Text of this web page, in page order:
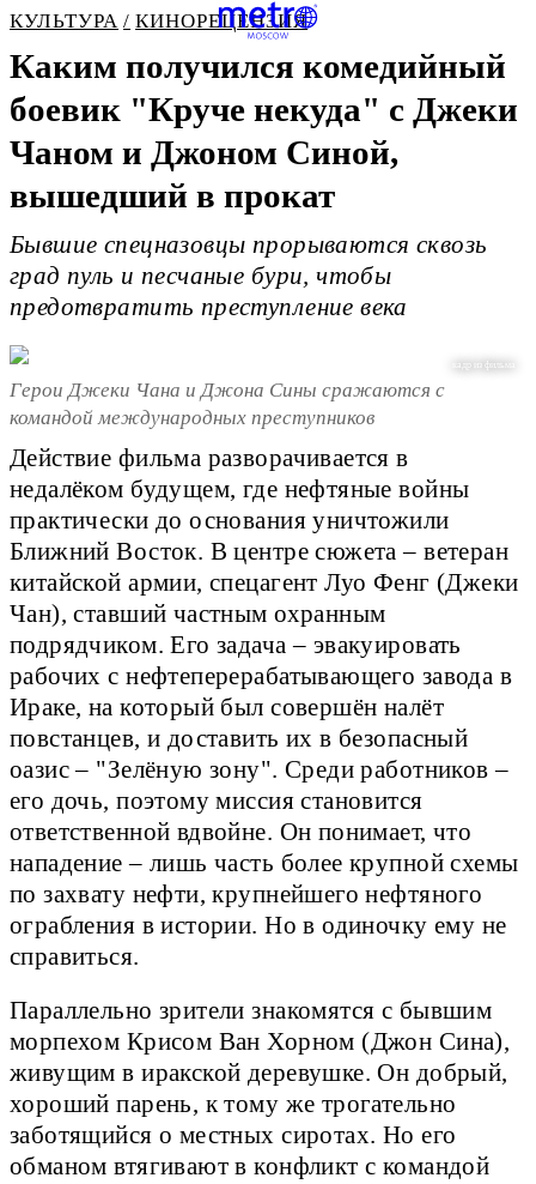
КУЛЬТУРА КИНОРЕЦЕНЗИЯ
Каким получился комедийный
боевик "Круче некуда" с Джеки
Чаном и Джоном Синой,
вышедший в прокат
Бывшие спецназовцы прорываются сквозь
град пуль и песчаные бури, чтобы
предотвратить преступление века
кадр из фильма
Герои Джеки Чана и Джона Сины сражаются с
командой международных преступников
Действие фильма разворачивается в
недалёком будущем, где нефтяные войны
практически до основания уничтожили
Ближний Восток. В центре сюжета – ветеран
китайской армии, спецагент Луо Фенг (Джеки
Чан), ставший частным охранным
подрядчиком. Его задача – эвакуировать
рабочих с нефтеперерабатывающего завода в
Ираке, на который был совершён налёт
повстанцев, и доставить их в безопасный
оазис – "Зелёную зону". Среди работников –
его дочь, поэтому миссия становится
ответственной вдвойне. Он понимает, что
нападение – лишь часть более крупной схемы
по захвату нефти, крупнейшего нефтяного
ограбления в истории. Но в одиночку ему не
справиться.
Параллельно зрители знакомятся с бывшим
морпехом Крисом Ван Хорном (Джон Сина),
живущим в иракской деревушке. Он добрый,
хороший парень, к тому же трогательно
заботящийся о местных сиротах. Но его
обманом втягивают в конфликт с командой